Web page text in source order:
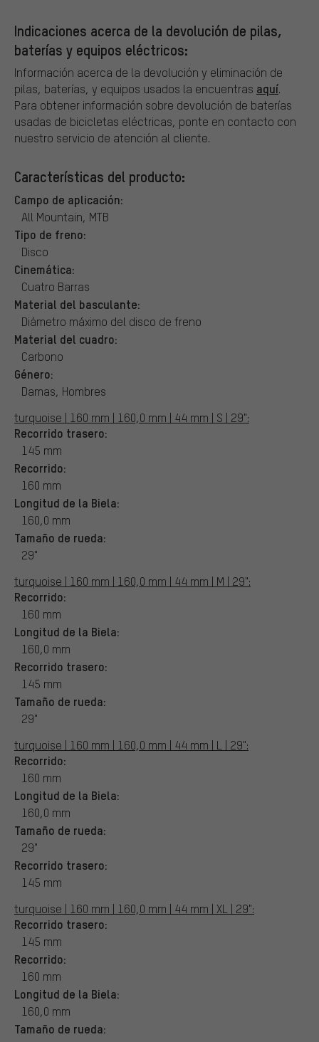
Indicaciones acerca de la devolución de pilas,
baterías y equipos eléctricos:
Información acerca de la devolución y eliminación de
pilas, baterías, y equipos usados la encuentras aquí.
Para obtener información sobre devolución de baterías
usadas de bicicletas eléctricas, ponte en contacto con
nuestro servicio de atención al cliente.
Características del producto:
Campo de aplicación:
All Mountain, MTB
Tipo de freno:
Disco
Cinemática:
Cuatro Barras
Material del basculante:
Diámetro máximo del disco de freno
Material del cuadro:
Carbono
Género:
Damas, Hombres
turquoise | 160 mm | 160,0 mm | 44 mm | S | 29":
Recorrido trasero:
145 mm
Recorrido:
160 mm
Longitud de la Biela:
160,0 mm
Tamaño de rueda:
29"
turquoise | 160 mm | 160,0 mm | 44 mm | M | 29":
Recorrido:
160 mm
Longitud de la Biela:
160,0 mm
Recorrido trasero:
145 mm
Tamaño de rueda:
29"
turquoise | 160 mm | 160,0 mm | 44 mm | L | 29":
Recorrido:
160 mm
Longitud de la Biela:
160,0 mm
Tamaño de rueda:
29"
Recorrido trasero:
145 mm
turquoise | 160 mm | 160,0 mm | 44 mm | XL | 29":
Recorrido trasero:
145 mm
Recorrido:
160 mm
Longitud de la Biela:
160,0 mm
Tamaño de rueda: